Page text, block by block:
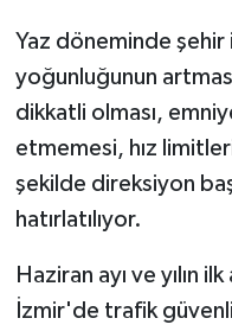
Yaz döneminde şehir
yoğunluğunun
dikkatli olması,
etmemesi, hız
şekilde direksiyon
hatırlatılıyor.
Haziran ayı ve yılın
İzmir'de trafik